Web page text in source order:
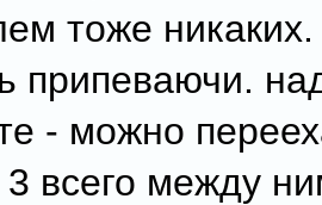
тоже
припеваючи.
- можно
3 всего между